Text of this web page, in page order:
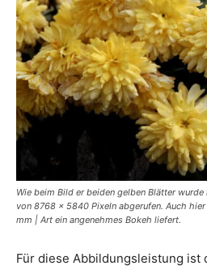
Wie beim Bild er beiden gelben Blätter
von 8768 x 5840 Pixeln abgerufen. Auch
mm | Art ein angenehmes Bokeh liefert.
Für diese Abbildungsleistung ist